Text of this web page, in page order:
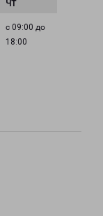
с 09:00 до
18:00